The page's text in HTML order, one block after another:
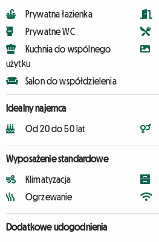
Prywatna łazienka
Prywatne WC
Kuchnia do wspólnego
użytku
Salon do współdzielenia
Idealny najemca
Od 20 do 50 lat
Wyposażenie standardowe
Klimatyzacja
Ogrzewanie
Dodatkowe udogodnienia